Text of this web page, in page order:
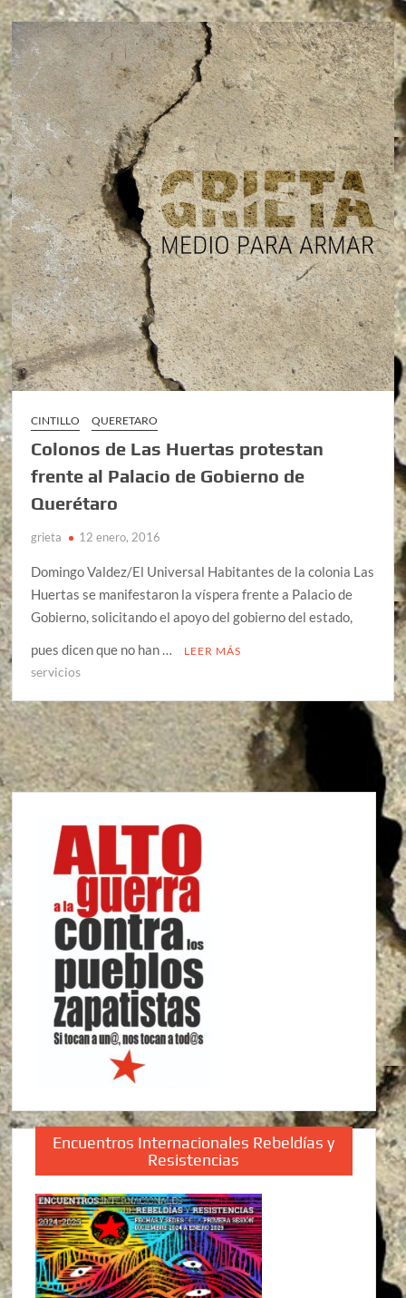
CINTILLO QUERETARO
Colonos de Las Huertas protestan
frente al Palacio de Gobierno de
Querétaro
grieta 12 enero, 2016
Domingo Valdez/El Universal Habitantes de la colonia Las
Huertas se manifestaron la víspera frente a Palacio de
Gobierno, solicitando el apoyo del gobierno del estado,
pues dicen que no han …
LEER MÁS
servicios
Encuentros Internacionales Rebeldías y
Resistencias